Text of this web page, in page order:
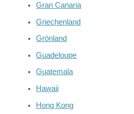
Gran Canaria
Griechenland
Grönland
Guadeloupe
Guatemala
Hawaii
Hong Kong